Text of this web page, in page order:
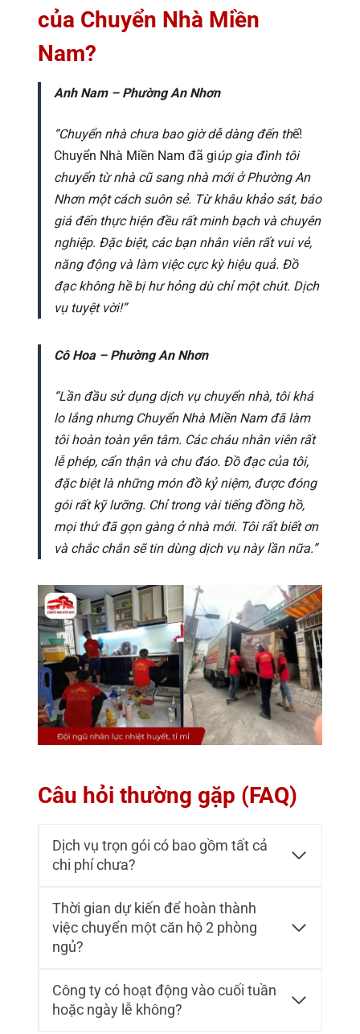
của Chuyển Nhà Miền
Nam?
Anh Nam – Phường An Nhơn
“Chuyển nhà chưa bao giờ dễ dàng đến thế!
Chuyển Nhà Miền Nam đã giúp gia đình tôi
chuyển từ nhà cũ sang nhà mới ở Phường An
Nhơn một cách suôn sẻ. Từ khâu khảo sát, báo
giá đến thực hiện đều rất minh bạch và chuyên
nghiệp. Đặc biệt, các bạn nhân viên rất vui vẻ,
năng động và làm việc cực kỳ hiệu quả. Đồ
đạc không hề bị hư hỏng dù chỉ một chút. Dịch
vụ tuyệt vời!”
Cô Hoa – Phường An Nhơn
“Lần đầu sử dụng dịch vụ chuyển nhà, tôi khá
lo lắng nhưng Chuyển Nhà Miền Nam đã làm
tôi hoàn toàn yên tâm. Các cháu nhân viên rất
lễ phép, cẩn thận và chu đáo. Đồ đạc của tôi,
đặc biệt là những món đồ kỷ niệm, được đóng
gói rất kỹ lưỡng. Chỉ trong vài tiếng đồng hồ,
mọi thứ đã gọn gàng ở nhà mới. Tôi rất biết ơn
và chắc chắn sẽ tin dùng dịch vụ này lần nữa.”
Câu hỏi thường gặp (FAQ)
Dịch vụ trọn gói có bao gồm tất cả
chi phí chưa?
Thời gian dự kiến để hoàn thành
việc chuyển một căn hộ 2 phòng
ngủ?
Công ty có hoạt động vào cuối tuần
hoặc ngày lễ không?